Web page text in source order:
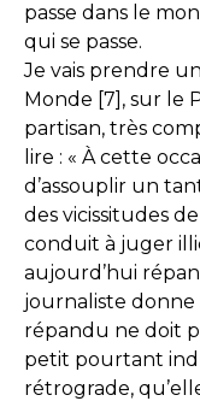
passe dans le
qui se passe.
Je vais prendre
Monde [7], sur le
partisan, très
lire : « À cette
d’assouplir un
des vicissitudes
conduit à juger
aujourd’hui
journaliste donne
répandu ne doit
petit pourtant
rétrograde,